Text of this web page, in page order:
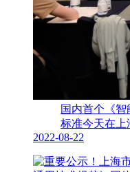
国内首个《
标准今天在上
2022-08-22